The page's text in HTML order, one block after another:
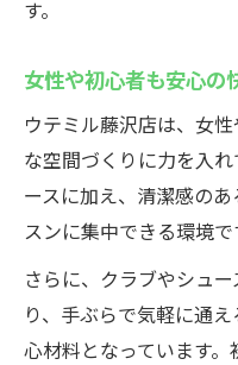
す。
女性や初心者も安心の
ウテミル藤沢店は、女
な空間づくりに力を入
ースに加え、清潔感の
スンに集中できる環境で
さらに、クラブやシュ
り、手ぶらで気軽に通
心材料となっています